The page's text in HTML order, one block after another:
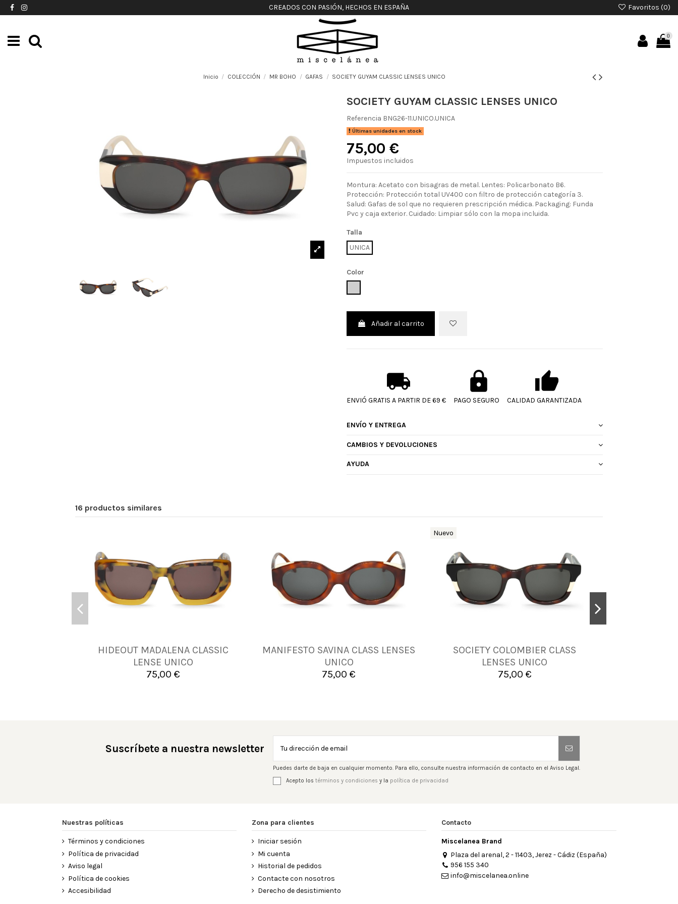
CREADOS CON PASIÓN, HECHOS EN ESPAÑA Favoritos (0)
0
Inicio COLECCIÓN MR BOHO GAFAS SOCIETY GUYAM CLASSIC LENSES UNICO
SOCIETY GUYAM CLASSIC LENSES UNICO
Referencia BNG26-11.UNICO.UNICA
Últimas unidades en stock
75,00 €
Impuestos incluidos
Montura: Acetato con bisagras de metal. Lentes: Policarbonato B6.
Protección: Protección total UV400 con filtro de protección categoría 3.
Salud: Gafas de sol que no requieren prescripción médica. Packaging: Funda
Pvc y caja exterior. Cuidado: Limpiar sólo con la mopa incluida.
Talla
UNICA
Color
Añadir al carrito
ENVIÓ GRATIS A PARTIR DE 69 € PAGO SEGURO CALIDAD GARANTIZADA
ENVÍO Y ENTREGA
CAMBIOS Y DEVOLUCIONES
AYUDA
16 productos similares
HIDEOUT MADALENA CLASSIC
LENSE UNICO
75,00 €
UNICA
Añadir al carrito
MANIFESTO SAVINA CLASS LENSES
UNICO
75,00 €
UNICA
Añadir al carrito
Nuevo
SOCIETY COLOMBIER CLASS
LENSES UNICO
75,00 €
UNICA
Añadir al carrito
Suscríbete a nuestra newsletter
Puedes darte de baja en cualquier momento. Para ello, consulte nuestra información de contacto en el Aviso Legal.
Acepto los términos y condiciones y la política de privacidad
Nuestras políticas
Términos y condiciones
Política de privacidad
Aviso legal
Política de cookies
Accesibilidad
Zona para clientes
Iniciar sesión
Mi cuenta
Historial de pedidos
Contacte con nosotros
Derecho de desistimiento
Contacto
Miscelanea Brand
Plaza del arenal, 2 - 11403, Jerez - Cádiz (España)
956 155 340
info@miscelanea.online